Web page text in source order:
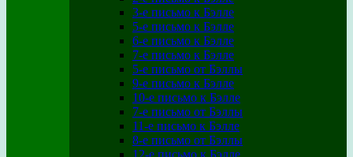
3-е письмо к Бэлле
5-е письмо к Бэлле
6-е письмо к Бэлле
7-е письмо к Бэлле
5-е письмо от Бэллы
9-е письмо к Бэлле
10-е письмо к Бэлле
7-е письмо от Бэллы
11-е письмо к Бэлле
8-е письмо от Бэллы
12-е письмо к Бэлле